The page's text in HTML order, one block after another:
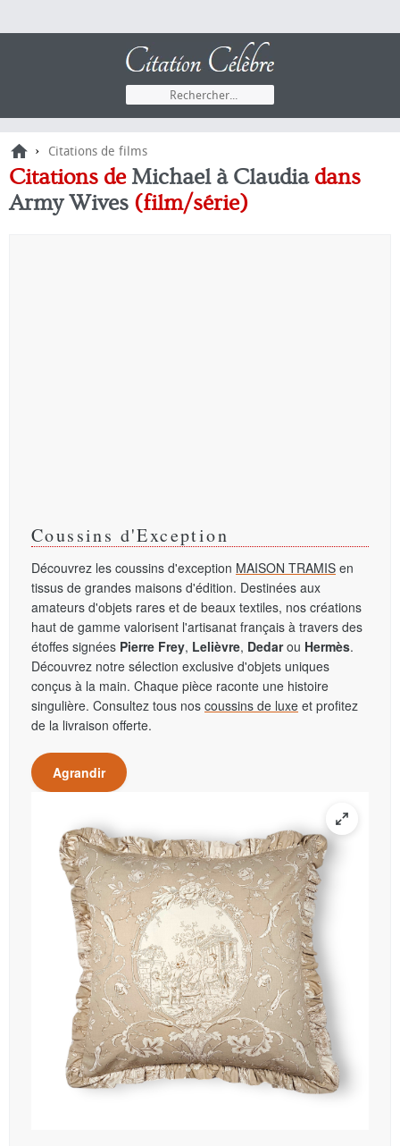
› Citations de films
Citations de Michael à Claudiadans
Army Wives (film/série)
Coussins d'Exception
Découvrez les coussins d'exception MAISON TRAMIS en
tissus de grandes maisons d'édition. Destinées aux
amateurs d'objets rares et de beaux textiles, nos créations
haut de gamme valorisent l'artisanat français à travers des
étoffes signées Pierre Frey, Lelièvre, Dedarou Hermès.
Découvrez notre sélection exclusive d'objets uniques
conçus à la main. Chaque pièce raconte une histoire
singulière. Consultez tous nos coussins de luxe et profitez
de la livraison offerte.
Agrandir